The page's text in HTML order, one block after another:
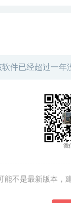
软件已经超过一年
能不是最新版本，